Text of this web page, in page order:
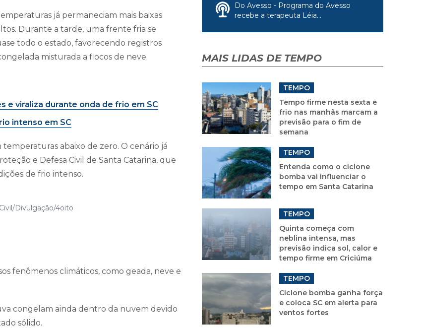
já permaneciam mais baixas
Durante a tarde, uma frente fria se
todo o estado, favorecendo registros
misturada a flocos de neve.
e viraliza durante onda de frio em SC
intenso em SC
abaixo de zero. O cenário já
e Defesa Civil de Santa Catarina, que
de frio intenso.
Divulgação/4oito
fenômenos climáticos, como geada, neve e
congelam ainda dentro da nuvem devido
sólido.
Do Avesso - Programa do Avesso
recebe a terapeuta Léia...
MAIS LIDAS DE TEMPO
TEMPO
Tempo firme nesta sexta e
frio nas manhãs marcam a
previsão para o fim de
semana
TEMPO
Entenda como o ciclone
bomba vai influenciar o
tempo em Santa Catarina
TEMPO
Quinta começa com
neblina intensa, mas
previsão indica sol, calor e
tempo firme em Criciúma
TEMPO
Ciclone bomba ganha força
e coloca SC em alerta para
ventos fortes